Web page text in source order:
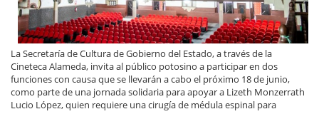
La Secretaría de Cultura de Gobierno del Estado, a través de la
Cineteca Alameda, invita al público potosino a participar en dos
funciones con causa que se llevarán a cabo el próximo 18 de junio,
como parte de una jornada solidaria para apoyar a Lizeth Monzerrath
Lucio López, quien requiere una cirugía de médula espinal para